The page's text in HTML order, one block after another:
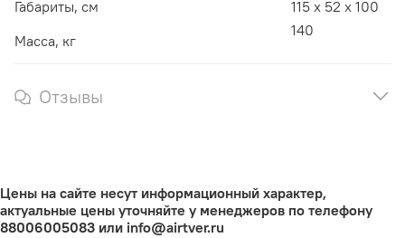
Габариты, см
115 х 52 х 100
Масса, кг
140
Отзывы
Цены на сайте несут информационный характер,
актуальные цены уточняйте у менеджеров по телефону
88006005083 или info@airtver.ru